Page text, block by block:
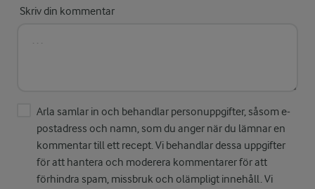
Skriv din kommentar
Arla samlar in och behandlar personuppgifter, såsom e-
postadress och namn, som du anger när du lämnar en
kommentar till ett recept. Vi behandlar dessa uppgifter
för att hantera och moderera kommentarer för att
förhindra spam, missbruk och olämpligt innehåll. Vi